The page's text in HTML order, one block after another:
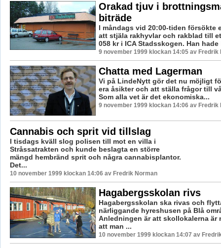
Orakad tjuv i
biträde
I måndags vid 20:00-tiden försökte
att stjäla rakhyvlar och rakblad till
058 kr i ICA Stadsskogen. Han hade
9 november 1999 klockan 14:05 av Fredrik
Chatta med Lagerman
Vi på LindeNytt gör det nu möjligt
era åsikter och att ställa frågor till
Som alla vet är det ekonomiska...
9 november 1999 klockan 14:06 av Fredrik
Cannabis och sprit vid tillslag
I tisdags kväll slog polisen till mot en villa i
Stråssatrakten och kunde beslagta en större
mängd hembränd sprit och några cannabisplantor.
Det...
10 november 1999 klockan 14:06 av Fredrik Norman
Hagabergsskolan rivs
Hagabergsskolan ska rivas och
närliggande hyreshusen på Blå
Anledningen är att skollokalerna är
att man ...
10 november 1999 klockan 14:07 av